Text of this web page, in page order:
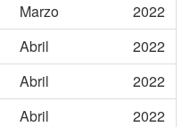
Marzo
2022
Abril
2022
Abril
2022
Abril
2022